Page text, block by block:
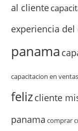
al cliente
experiencia
panama
capacitacion en ventas
felizcliente
panama comprar